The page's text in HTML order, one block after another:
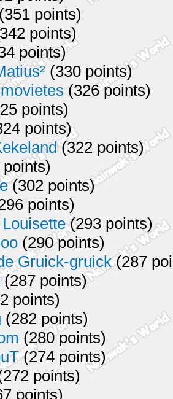
(351 points)
points)
points)
(330 points)
(326 points)
points)
points)
(322 points)
(302 points)
points)
(293 points)
(290 points)
Gruick-gruick(287
(287 points)
points)
(282 points)
(280 points)
(274 points)
points)
points)